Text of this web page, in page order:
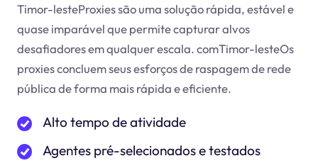
Timor-lesteProxies são uma solução rápida, estável e
quase imparável que permite capturar alvos
desafiadores em qualquer escala. comTimor-lesteOs
proxies concluem seus esforços de raspagem de rede
pública de forma mais rápida e eficiente.
Alto tempo de atividade
Agentes pré-selecionados e testados